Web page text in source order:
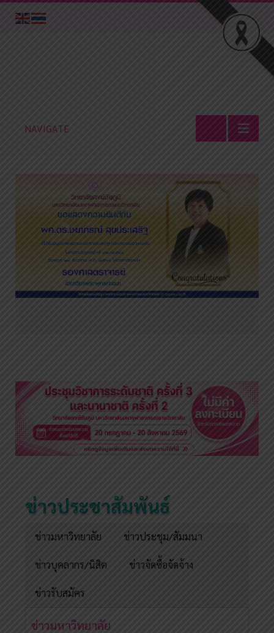
NAVIGATE
ข่าวประชาสัมพันธ์
ข่าวมหาวิทยาลัย ข่าวประชุม/สัมมนา
ข่าวบุคลากร/นิสิต ข่าวจัดซื้อจัดจ้าง
ข่าวรับสมัคร
ข่าวมหาวิทยาลัย